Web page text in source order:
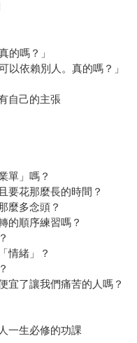
的嗎？」
以依賴別人。真的嗎？」
自己的主張
單」嗎？
要花那麼長的時間？
麼多念頭？
的順序練習嗎？
情緒」？
宜了讓我們痛苦的人嗎？
一生必修的功課